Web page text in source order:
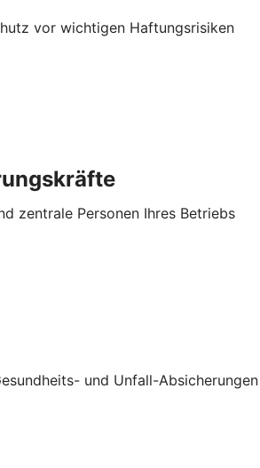
vor wichtigen Haftungsrisiken
zentrale Personen Ihres Betriebs
und Unfall-Absicherungen